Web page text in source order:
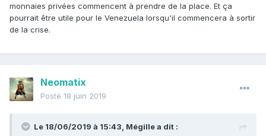
monnaies privées commencent à prendre de la place. Et ça
pourrait être utile pour le Venezuela lorsqu'il commencera à sortir
de la crise.
Neomatix
Posté 18 juin 2019
Le 18/06/2019 à 15:43, Mégillea dit :